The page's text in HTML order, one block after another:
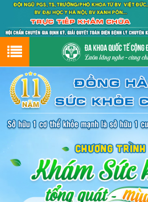
Hotline0243.9656.999tư vấn miễn phí
GIỚI THIỆU
GIỚI THIỆU VỀ PHÒNG KHÁM
CƠ SỞ VẬT CHẤT
ĐẶT HẸN LỊCH KHÁM
ĐƯỜNG TỚI PHÒNG KHÁM
PHỤ KHOA